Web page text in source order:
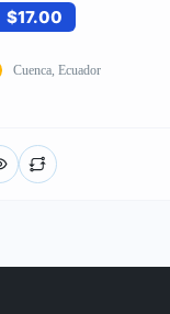
$17.00
Cuenca, Ecuador